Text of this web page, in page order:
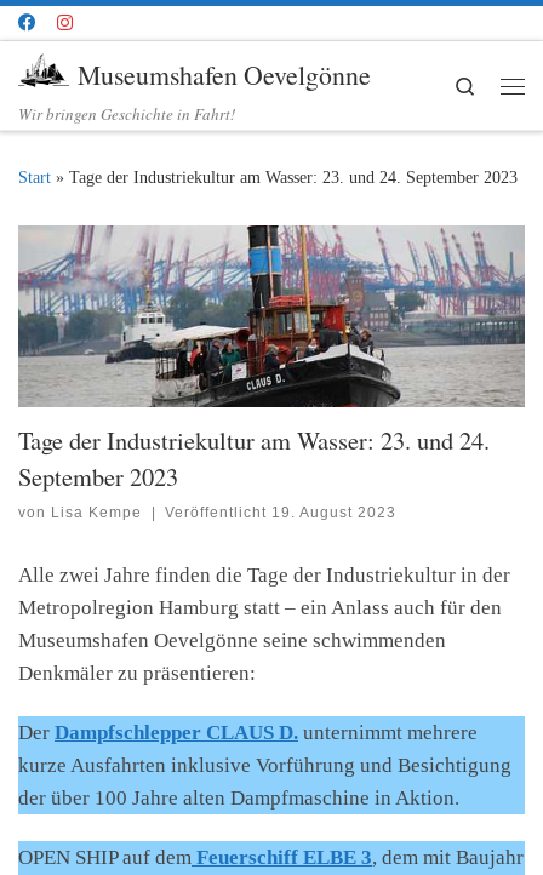
Zum Inhalt springen
Museumshafen Oevelgönne
Wir bringen Geschichte in Fahrt!
Search
Start » Tage der Industriekultur am Wasser: 23. und 24. September 2023
Tage der Industriekultur am Wasser: 23. und 24.
September 2023
von Lisa Kempe Veröffentlicht 19. August 2023
Alle zwei Jahre finden die Tage der Industriekultur in der
Metropolregion Hamburg statt – ein Anlass auch für den
Museumshafen Oevelgönne seine schwimmenden
Denkmäler zu präsentieren:
Der Dampfschlepper CLAUS D. unternimmt mehrere
kurze Ausfahrten inklusive Vorführung und Besichtigung
der über 100 Jahre alten Dampfmaschine in Aktion.
OPEN SHIP auf dem Feuerschiff ELBE 3, dem mit Baujahr